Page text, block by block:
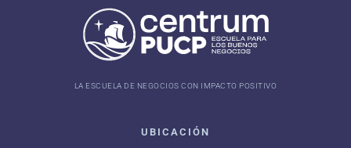
LA ESCUELA DE NEGOCIOS CON IMPACTO POSITIVO
UBICACIÓN